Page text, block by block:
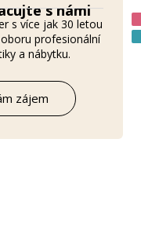
s námi
s více jak 30 letou
profesionální
a nábytku.
zájem